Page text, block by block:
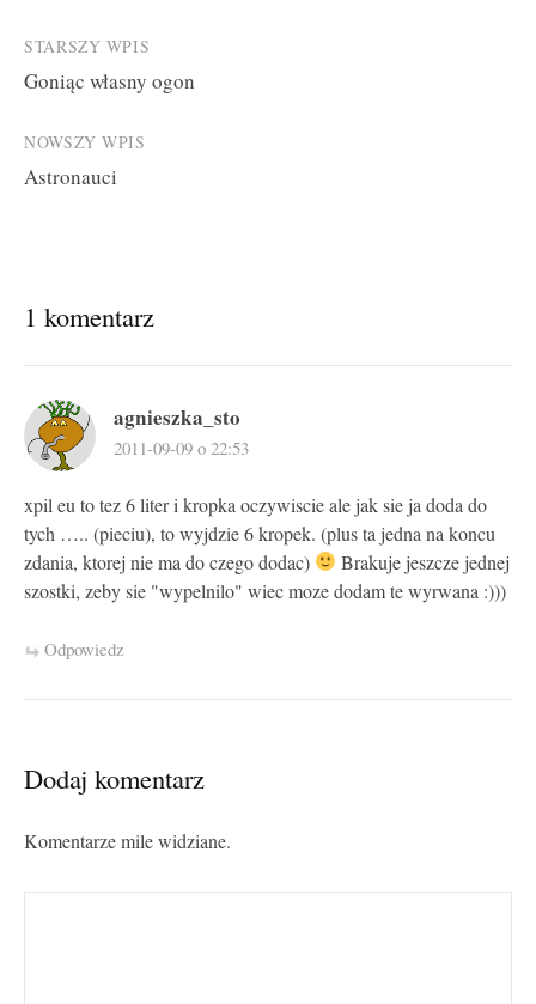
Post
navigation
STARSZY WPIS
Goniąc własny ogon
NOWSZY WPIS
Astronauci
1 komentarz
agnieszka_sto
2011-09-09 o 22:53
xpil eu to tez 6 liter i kropka oczywiscie ale jak sie ja doda do
tych ….. (pieciu), to wyjdzie 6 kropek. (plus ta jedna na koncu
zdania, ktorej nie ma do czego dodac)
Brakuje jeszcze jednej
szostki, zeby sie "wypelnilo" wiec moze dodam te wyrwana :)))
Odpowiedz
Dodaj komentarz
Komentarze mile widziane.